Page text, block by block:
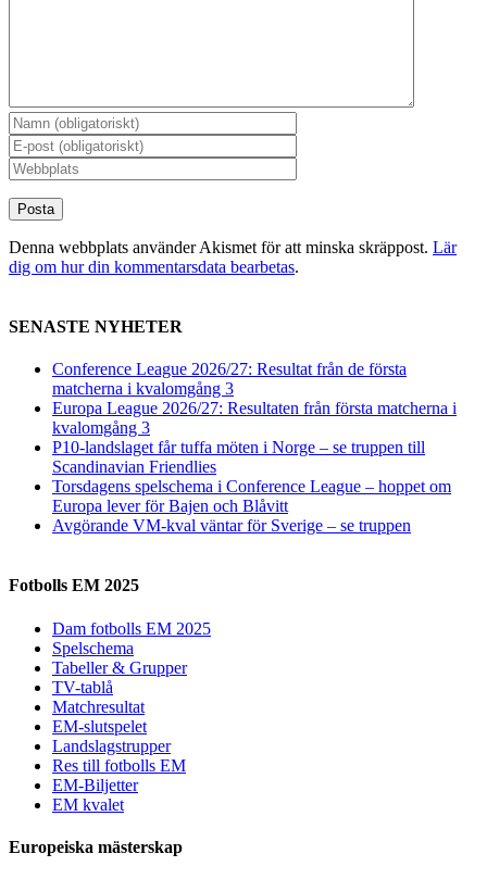
Denna webbplats använder Akismet för att minska skräppost. Lär
dig om hur din kommentarsdata bearbetas.
SENASTE NYHETER
Conference League 2026/27: Resultat från de första
matcherna i kvalomgång 3
Europa League 2026/27: Resultaten från första matcherna i
kvalomgång 3
P10-landslaget får tuffa möten i Norge – se truppen till
Scandinavian Friendlies
Torsdagens spelschema i Conference League – hoppet om
Europa lever för Bajen och Blåvitt
Avgörande VM-kval väntar för Sverige – se truppen
Fotbolls EM 2025
Dam fotbolls EM 2025
Spelschema
Tabeller & Grupper
TV-tablå
Matchresultat
EM-slutspelet
Landslagstrupper
Res till fotbolls EM
EM-Biljetter
EM kvalet
Europeiska mästerskap